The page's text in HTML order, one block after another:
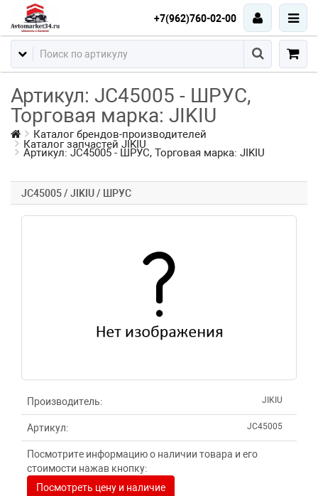
+7(962)760-02-00
Артикул: JC45005 - ШРУС,
Торговая марка: JIKIU
Каталог брендов-производителей
Каталог запчастей JIKIU
Артикул: JC45005 - ШРУС, Торговая марка: JIKIU
JC45005 / JIKIU / ШРУС
Производитель: JIKIU
Артикул: JC45005
Посмотрите информацию о наличии товара и его
стоимости нажав кнопку:
Посмотреть цену и наличие